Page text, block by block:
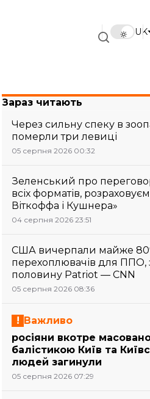
UK
Зараз читають
Через сильну спеку в
померли три левиці
05 серпня 2026 00:32
Зеленський про
всіх форматів,
Віткоффа і Кушнера»
04 серпня 2026 23:51
США вичерпали майже
перехоплювачів для ППО,
половину Patriot — CNN
05 серпня 2026 08:36
Важливо
росіяни вкотре
балістикою Київ та
людей загинули
05 серпня 2026 07:29